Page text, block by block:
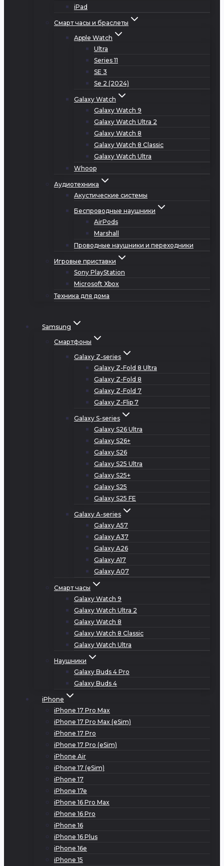
iPad
Смарт часы и браслеты
Apple Watch
Ultra
Series 11
SE 3
Se 2 (2024)
Galaxy Watch
Galaxy Watch 9
Galaxy Watch Ultra 2
Galaxy Watch 8
Galaxy Watch 8 Classic
Galaxy Watch Ultra
Whoop
Аудиотехника
Акустические системы
Беспроводные наушники
AirPods
Marshall
Проводные наушники и переходники
Игровые приставки
Sony PlayStation
Microsoft Xbox
Техника для дома
Samsung
Смартфоны
Galaxy Z-series
Galaxy Z-Fold 8 Ultra
Galaxy Z-Fold 8
Galaxy Z-Fold 7
Galaxy Z-Flip 7
Galaxy S-series
Galaxy S26 Ultra
Galaxy S26+
Galaxy S26
Galaxy S25 Ultra
Galaxy S25+
Galaxy S25
Galaxy S25 FE
Galaxy A-series
Galaxy A57
Galaxy A37
Galaxy A26
Galaxy A17
Galaxy A07
Смарт часы
Galaxy Watch 9
Galaxy Watch Ultra 2
Galaxy Watch 8
Galaxy Watch 8 Classic
Galaxy Watch Ultra
Наушники
Galaxy Buds 4 Pro
Galaxy Buds 4
iPhone
iPhone 17 Pro Max
iPhone 17 Pro Max (eSim)
iPhone 17 Pro
iPhone 17 Pro (eSim)
iPhone Air
iPhone 17 (eSim)
iPhone 17
iPhone 17e
iPhone 16 Pro Max
iPhone 16 Pro
iPhone 16
iPhone 16 Plus
iPhone 16e
iPhone 15